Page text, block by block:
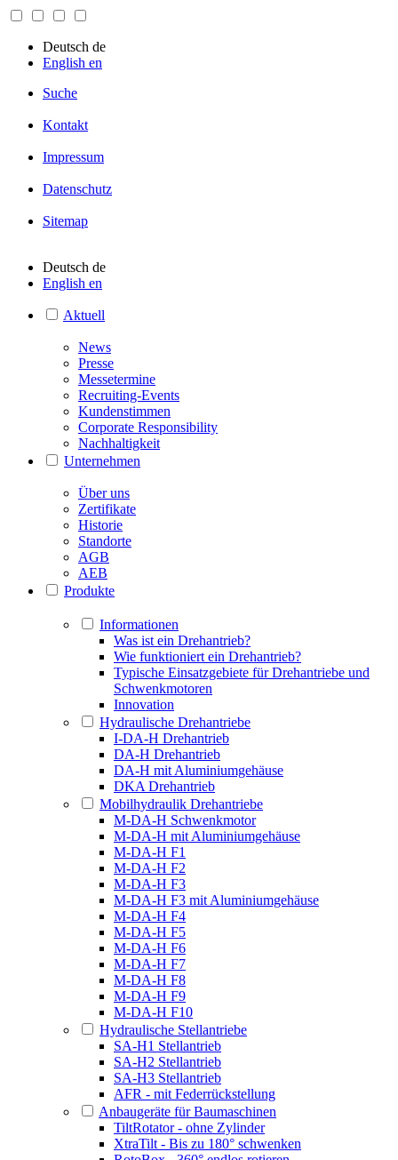
Deutsch de
English en
Suche
Kontakt
Impressum
Datenschutz
Sitemap
Deutsch de
English en
Aktuell
News
Presse
Messetermine
Recruiting-Events
Kundenstimmen
Corporate Responsibility
Nachhaltigkeit
Unternehmen
Über uns
Zertifikate
Historie
Standorte
AGB
AEB
Produkte
Informationen
Was ist ein Drehantrieb?
Wie funktioniert ein Drehantrieb?
Typische Einsatzgebiete für Drehantriebe und
Schwenkmotoren
Innovation
Hydraulische Drehantriebe
I-DA-H Drehantrieb
DA-H Drehantrieb
DA-H mit Aluminiumgehäuse
DKA Drehantrieb
Mobilhydraulik Drehantriebe
M-DA-H Schwenkmotor
M-DA-H mit Aluminiumgehäuse
M-DA-H F1
M-DA-H F2
M-DA-H F3
M-DA-H F3 mit Aluminiumgehäuse
M-DA-H F4
M-DA-H F5
M-DA-H F6
M-DA-H F7
M-DA-H F8
M-DA-H F9
M-DA-H F10
Hydraulische Stellantriebe
SA-H1 Stellantrieb
SA-H2 Stellantrieb
SA-H3 Stellantrieb
AFR - mit Federrückstellung
Anbaugeräte für Baumaschinen
TiltRotator - ohne Zylinder
XtraTilt - Bis zu 180° schwenken